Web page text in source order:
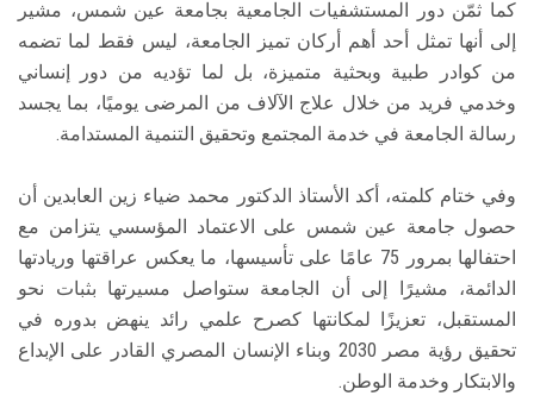
كما ثمّن دور المستشفيات الجامعية بجامعة عين شمس، مشير
إلى أنها تمثل أحد أهم أركان تميز الجامعة، ليس فقط لما تضمه
من كوادر طبية وبحثية متميزة، بل لما تؤديه من دور إنساني
وخدمي فريد من خلال علاج الآلاف من المرضى يوميًا، بما يجسد
رسالة الجامعة في خدمة المجتمع وتحقيق التنمية المستدامة.
وفي ختام كلمته، أكد الأستاذ الدكتور محمد ضياء زين العابدين أن
حصول جامعة عين شمس على الاعتماد المؤسسي يتزامن مع
احتفالها بمرور 75 عامًا على تأسيسها، ما يعكس عراقتها وريادتها
الدائمة، مشيرًا إلى أن الجامعة ستواصل مسيرتها بثبات نحو
المستقبل، تعزيزًا لمكانتها كصرح علمي رائد ينهض بدوره في
تحقيق رؤية مصر 2030 وبناء الإنسان المصري القادر على الإبداع
والابتكار وخدمة الوطن.